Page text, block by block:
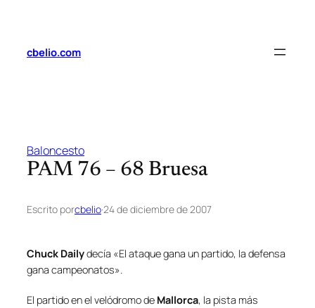
contenido
cbelio.com
Baloncesto
PAM 76 – 68 Bruesa
Escrito porcbelio·24 de diciembre de 2007
Chuck Dailydecía «El ataque gana un partido, la defensa
gana campeonatos».
El partido en el velódromo de Mallorca, la pista más